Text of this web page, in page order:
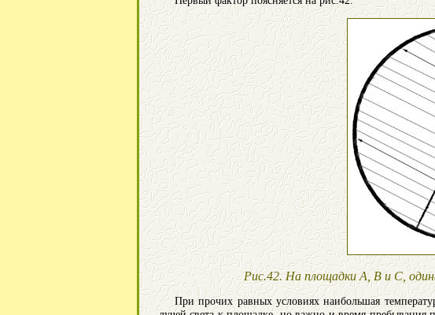
Рис.42. На площадки А, В и С,
При прочих равных условиях наибольшая